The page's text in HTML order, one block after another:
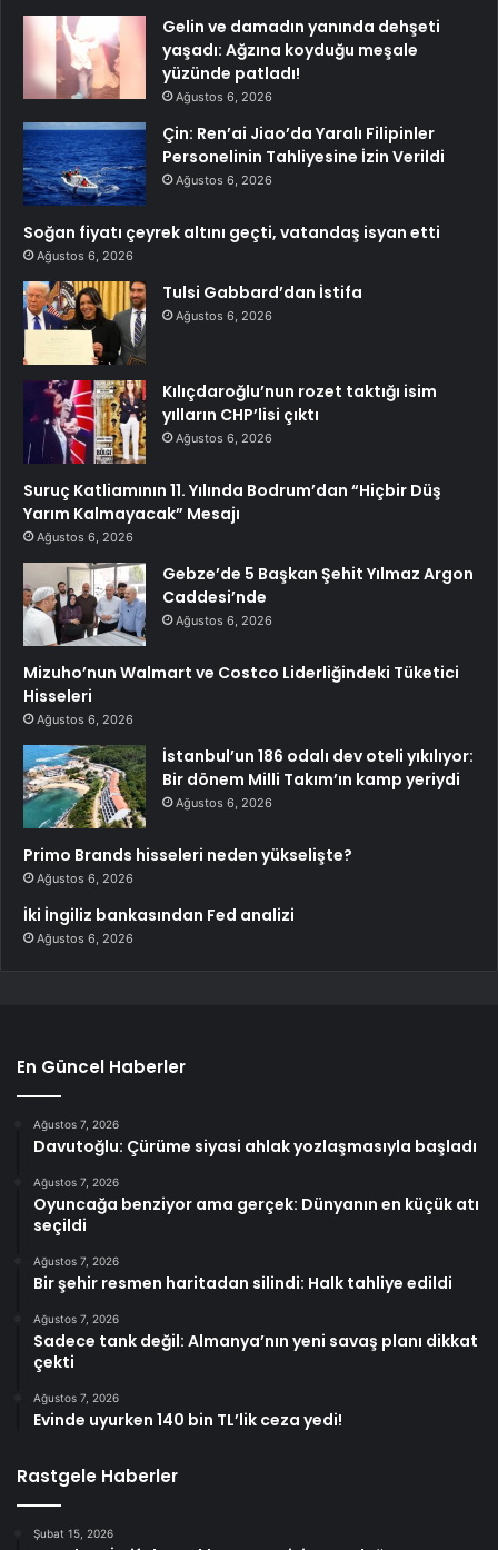
Gelin ve damadın yanında dehşeti
yaşadı: Ağzına koyduğu meşale
yüzünde patladı!
Ağustos 6, 2026
Çin: Ren’ai Jiao’da Yaralı Filipinler
Personelinin Tahliyesine İzin Verildi
Ağustos 6, 2026
Soğan fiyatı çeyrek altını geçti, vatandaş isyan etti
Ağustos 6, 2026
Tulsi Gabbard’dan İstifa
Ağustos 6, 2026
Kılıçdaroğlu’nun rozet taktığı isim
yılların CHP’lisi çıktı
Ağustos 6, 2026
Suruç Katliamının 11. Yılında Bodrum’dan “Hiçbir Düş
Yarım Kalmayacak” Mesajı
Ağustos 6, 2026
Gebze’de 5 Başkan Şehit Yılmaz Argon
Caddesi’nde
Ağustos 6, 2026
Mizuho’nun Walmart ve Costco Liderliğindeki Tüketici
Hisseleri
Ağustos 6, 2026
İstanbul’un 186 odalı dev oteli yıkılıyor:
Bir dönem Milli Takım’ın kamp yeriydi
Ağustos 6, 2026
Primo Brands hisseleri neden yükselişte?
Ağustos 6, 2026
İki İngiliz bankasından Fed analizi
Ağustos 6, 2026
En Güncel Haberler
Ağustos 7, 2026
Davutoğlu: Çürüme siyasi ahlak yozlaşmasıyla başladı
Ağustos 7, 2026
Oyuncağa benziyor ama gerçek: Dünyanın en küçük atı
seçildi
Ağustos 7, 2026
Bir şehir resmen haritadan silindi: Halk tahliye edildi
Ağustos 7, 2026
Sadece tank değil: Almanya’nın yeni savaş planı dikkat
çekti
Ağustos 7, 2026
Evinde uyurken 140 bin TL’lik ceza yedi!
Rastgele Haberler
Şubat 15, 2026